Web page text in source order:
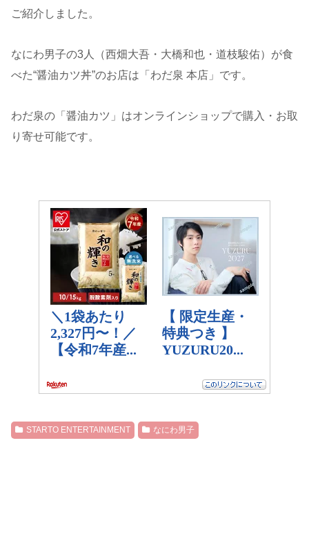
ご紹介しました。
なにわ男子の3人（西畑大吾・大橋和也・道枝駿佑）が食
べた“醤油カツ丼”のお店は「わだ泉 本店」です。
わだ泉の「醤油カツ」はオンラインショップで購入・お取
り寄せ可能です。
STARTO ENTERTAINMENT なにわ男子